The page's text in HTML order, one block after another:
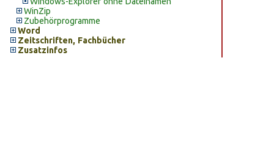
WinZip
Zubehörprogramme
Word
Zeitschriften, Fachbücher
Zusatzinfos